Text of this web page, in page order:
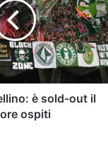
è sold-out il
ospiti